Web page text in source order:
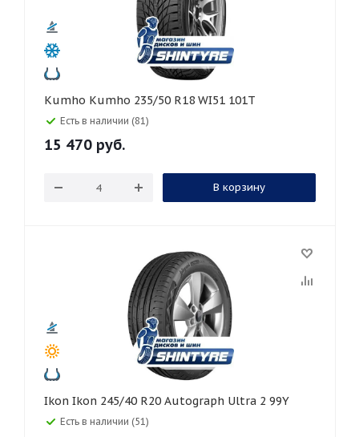
Kumho Kumho 235/50 R18 WI51 101T
Есть в наличии (81)
15 470 руб.
В корзину
Ikon Ikon 245/40 R20 Autograph Ultra 2 99Y
Есть в наличии (51)